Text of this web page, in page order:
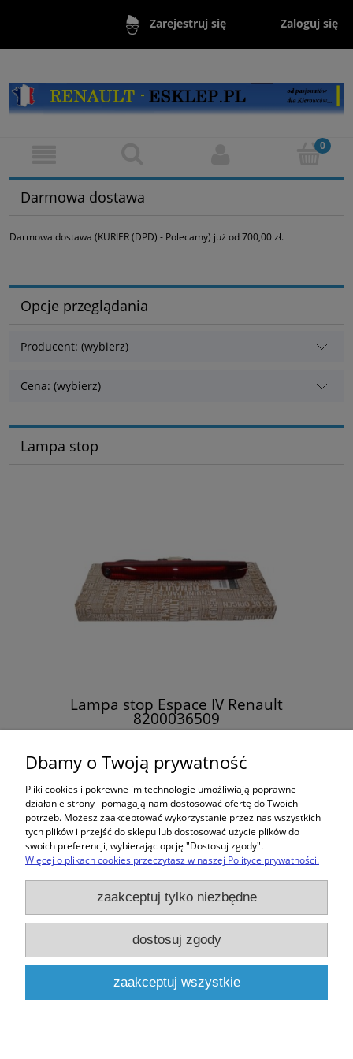
Zarejestruj się Zaloguj się
Darmowa dostawa
Darmowa dostawa (KURIER (DPD) - Polecamy) już od 700,00 zł.
Opcje przeglądania
Producent: (wybierz)
Cena: (wybierz)
Lampa stop
Lampa stop Espace IV Renault
8200036509
do koszyka
Zakupy
Pomoc
Moje konto
Informacje
Dbamy o Twoją prywatność
Pliki cookies i pokrewne im technologie umożliwiają poprawne
działanie strony i pomagają nam dostosować ofertę do Twoich
potrzeb. Możesz zaakceptować wykorzystanie przez nas wszystkich
tych plików i przejść do sklepu lub dostosować użycie plików do
swoich preferencji, wybierając opcję "Dostosuj zgody".
Więcej o plikach cookies przeczytasz w naszej Polityce prywatności.
zaakceptuj tylko niezbędne
dostosuj zgody
zaakceptuj wszystkie